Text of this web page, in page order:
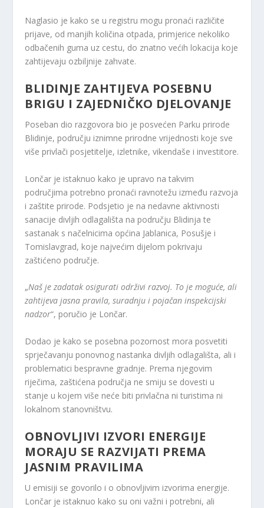
Naglasio je kako se u registru mogu pronaći različite
prijave, od manjih količina otpada, primjerice nekoliko
odbačenih guma uz cestu, do znatno većih lokacija koje
zahtijevaju ozbiljnije zahvate.
BLIDINJE ZAHTIJEVA POSEBNU
BRIGU I ZAJEDNIČKO DJELOVANJE
Poseban dio razgovora bio je posvećen Parku prirode
Blidinje, području iznimne prirodne vrijednosti koje sve
više privlači posjetitelje, izletnike, vikendaše i investitore.
Lončar je istaknuo kako je upravo na takvim
područjima potrebno pronaći ravnotežu između razvoja
i zaštite prirode. Podsjetio je na nedavne aktivnosti
sanacije divljih odlagališta na području Blidinja te
sastanak s načelnicima općina Jablanica, Posušje i
Tomislavgrad, koje najvećim dijelom pokrivaju
zaštićeno područje.
„Naš je zadatak osigurati održivi razvoj. To je moguće, ali
zahtijeva jasna pravila, suradnju i pojačan inspekcijski
nadzor“, poručio je Lončar.
Dodao je kako se posebna pozornost mora posvetiti
sprječavanju ponovnog nastanka divljih odlagališta, ali i
problematici bespravne gradnje. Prema njegovim
riječima, zaštićena područja ne smiju se dovesti u
stanje u kojem više neće biti privlačna ni turistima ni
lokalnom stanovništvu.
OBNOVLJIVI IZVORI ENERGIJE
MORAJU SE RAZVIJATI PREMA
JASNIM PRAVILIMA
U emisiji se govorilo i o obnovljivim izvorima energije.
Lončar je istaknuo kako su oni važni i potrebni, ali